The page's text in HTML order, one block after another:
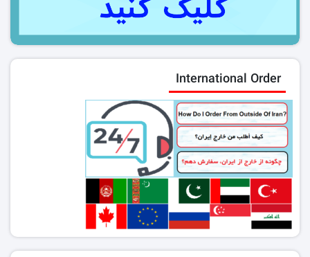
International Order